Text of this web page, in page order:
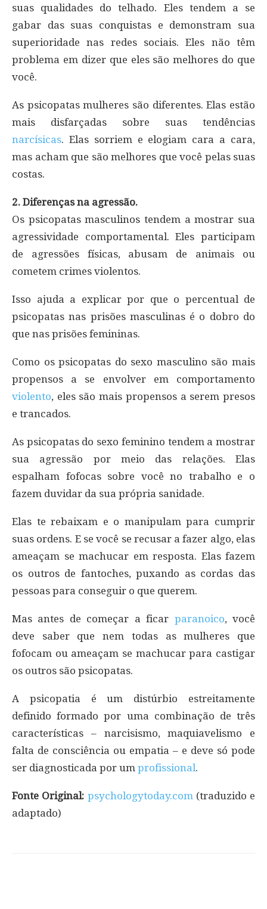
suas qualidades do telhado. Eles tendem a se
gabar das suas conquistas e demonstram sua
superioridade nas redes sociais. Eles não têm
problema em dizer que eles são melhores do que
você.
As psicopatas mulheres são diferentes. Elas estão
mais disfarçadas sobre suas tendências
narcísicas. Elas sorriem e elogiam cara a cara,
mas acham que são melhores que você pelas suas
costas.
2. Diferenças na agressão.
Os psicopatas masculinos tendem a mostrar sua
agressividade comportamental. Eles participam
de agressões físicas, abusam de animais ou
cometem crimes violentos.
Isso ajuda a explicar por que o percentual de
psicopatas nas prisões masculinas é o dobro do
que nas prisões femininas.
Como os psicopatas do sexo masculino são mais
propensos a se envolver em comportamento
violento, eles são mais propensos a serem presos
e trancados.
As psicopatas do sexo feminino tendem a mostrar
sua agressão por meio das relações. Elas
espalham fofocas sobre você no trabalho e o
fazem duvidar da sua própria sanidade.
Elas te rebaixam e o manipulam para cumprir
suas ordens. E se você se recusar a fazer algo, elas
ameaçam se machucar em resposta. Elas fazem
os outros de fantoches, puxando as cordas das
pessoas para conseguir o que querem.
Mas antes de começar a ficar paranoico, você
deve saber que nem todas as mulheres que
fofocam ou ameaçam se machucar para castigar
os outros são psicopatas.
A psicopatia é um distúrbio estreitamente
definido formado por uma combinação de três
características – narcisismo, maquiavelismo e
falta de consciência ou empatia – e deve só pode
ser diagnosticada por um profissional.
Fonte Original: psychologytoday.com (traduzido e
adaptado)